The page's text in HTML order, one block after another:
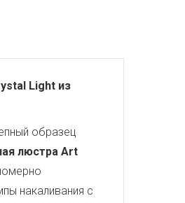
Light из
образец
люстра Art
накаливания с